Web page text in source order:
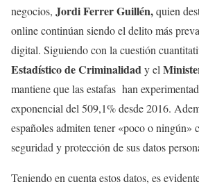
negocios, Jordi Ferrer Guillén,quien
online continúan siendo el delito más
digital. Siguiendo con la cuestión
Estadístico de Criminalidady el
mantiene que las estafas han
exponencial del 509,1% desde 2016.
españoles admiten tener «poco o ningún»
seguridad y protección de sus datos
Teniendo en cuenta estos datos, es